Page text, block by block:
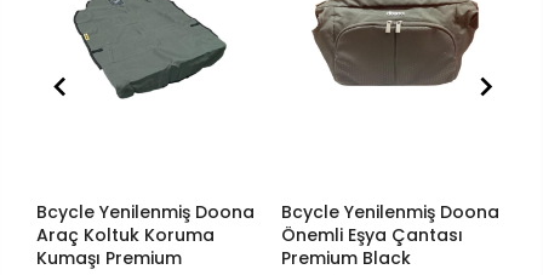
Bcycle Yenilenmiş Doona
Araç Koltuk Koruma
Kumaşı Premium
Bcycle Yenilenmiş Doona
Önemli Eşya Çantası
Premium Black